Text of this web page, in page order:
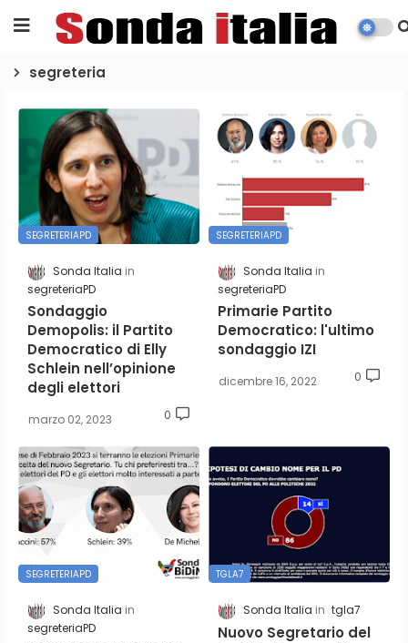
segreteria
SEGRETERIAPD
Sonda Italia
segreteriaPD
Sondaggio
Demopolis: il Partito
Democratico di Elly
Schlein nell’opinione
degli elettori
marzo 02, 2023 0
SEGRETERIAPD
Sonda Italia
segreteriaPD
Primarie Partito
Democratico: l'ultimo
sondaggio IZI
dicembre 16, 2022 0
SEGRETERIAPD
Sonda Italia
segreteriaPD
TGLA7
Sonda Italia tgla7
Nuovo Segretario del